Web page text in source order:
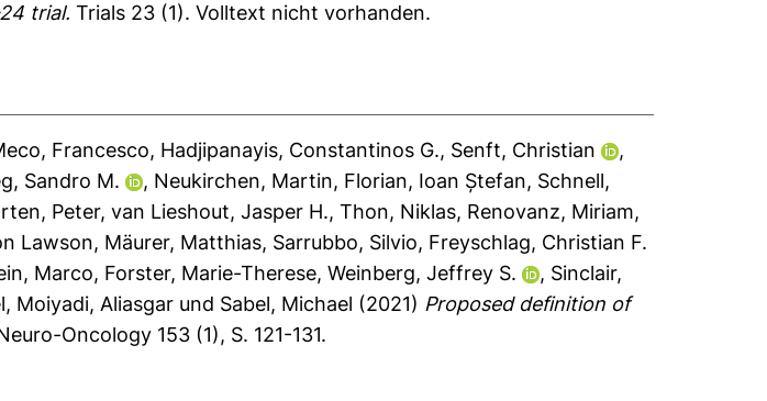
trial. Trials 23 (1).Volltext nicht vorhanden.
Francesco, Hadjipanayis, Constantinos G., Senft, Christian
,
Sandro M. , Neukirchen, Martin, Florian, Ioan Ștefan, Schnell,
Peter,van Lieshout, Jasper H.,Thon, Niklas, Renovanz, Miriam,
Lawson, Mäurer, Matthias, Sarrubbo, Silvio, Freyschlag, Christian F.
Marco, Forster, Marie-Therese,Weinberg, Jeffrey S. , Sinclair,
, Moiyadi, Aliasgar und Sabel, Michael (2021) Proposed definition of
Oncology 153 (1), S. 121-131.